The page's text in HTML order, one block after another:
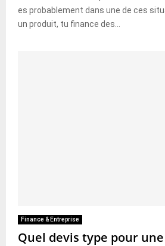
es probablement dans une de ces
un produit, tu finance des...
Finance & Entreprise
Quel devis type pour